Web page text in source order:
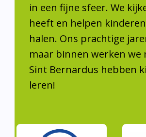
in een fijne sfeer. We
heeft en helpen
halen. Ons prachtige
maar binnen werken we
Sint Bernardus hebben
leren!